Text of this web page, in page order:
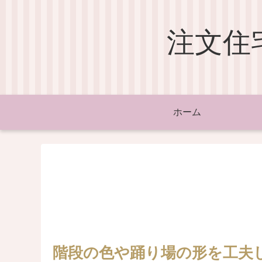
注文住
ホーム
階段の色や踊り場の形を工